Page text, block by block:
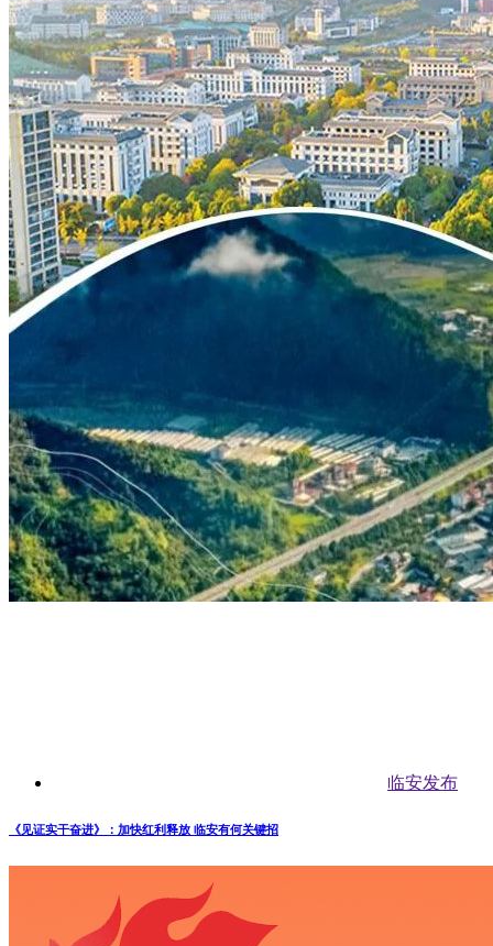
临安发布
《见证实干奋进》：加快红利释放 临安有何关键招